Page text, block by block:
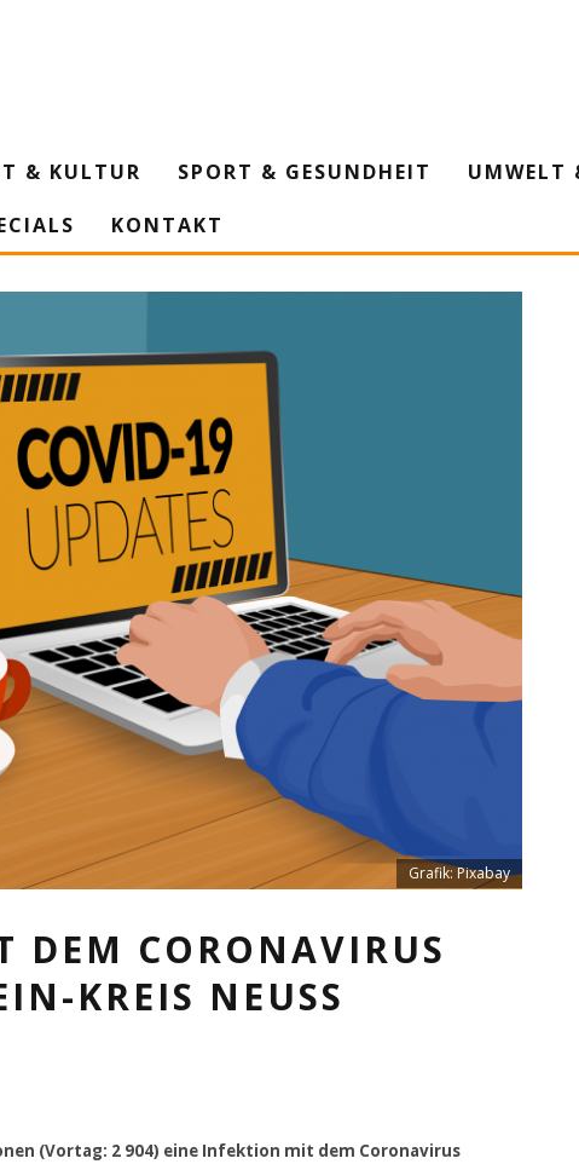
& KULTUR SPORT & GESUNDHEIT UMWELT
KONTAKT
Grafik: Pixabay
DEM CORONAVIRUS
KREIS NEUSS
(Vortag: 2 904) eine Infektion mit dem Coronavirus